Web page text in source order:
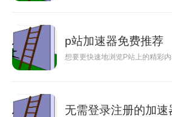
p站加速器免费推荐
想要更快速地浏览P站上的精彩
无需登录注册的加速